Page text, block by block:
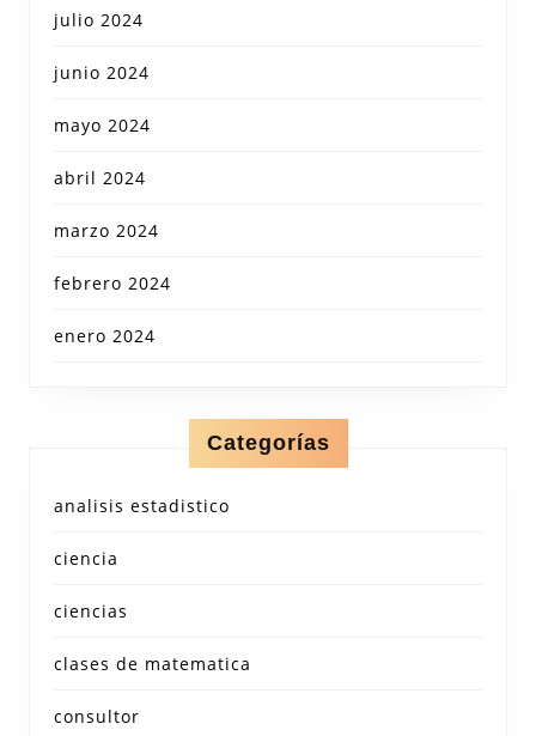
julio 2024
junio 2024
mayo 2024
abril 2024
marzo 2024
febrero 2024
enero 2024
Categorías
analisis estadistico
ciencia
ciencias
clases de matematica
consultor